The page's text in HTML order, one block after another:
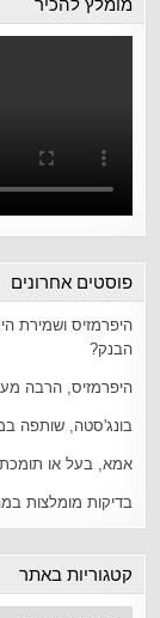
מומלץ להכיר
פוסטים אחרונים
היפרמזיס ושמירת
הבנק?
היפרמזיס, הרבה
בונג'סטה, שותפה
אמא, בעל או
בדיקות מומלצות
קטגוריות באתר